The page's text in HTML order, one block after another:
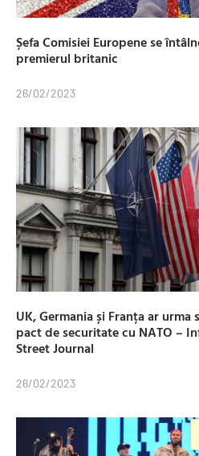
Șefa Comisiei Europene se
premierul britanic
26/02/2023
UK, Germania și Franța ar
pact de securitate cu NATO –
Street Journal
26/02/2023